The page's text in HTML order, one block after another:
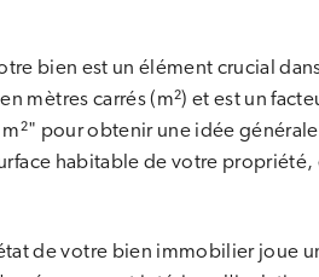
bien est un élément crucial
mètres carrés (m²) et est un
pour obtenir une idée
habitable de votre propriété,
de votre bien immobilier joue